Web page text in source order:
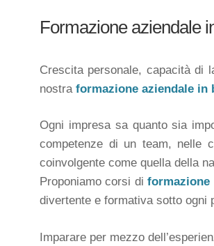
Formazione aziendale
Crescita personale, capacità di
nostra formazione aziendale in
Ogni impresa sa quanto sia
competenze di un team, nelle
coinvolgente come quella della
Proponiamo corsi diformazione
divertente e formativa sotto ogni
Imparare per mezzo